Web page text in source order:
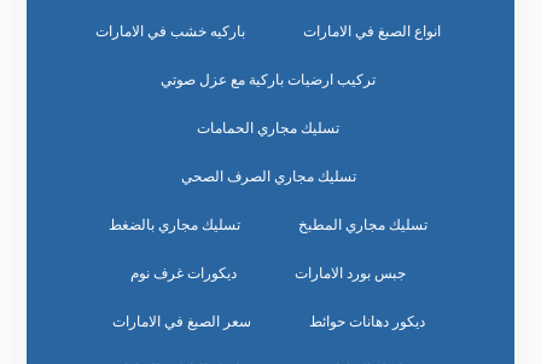
انواع الصبغ في الامارات باركيه خشب في الامارات
تركيب ارضيات باركية مع عزل صوتي
تسليك مجاري الحمامات
تسليك مجاري الصرف الصحي
تسليك مجاري المطبخ تسليك مجاري بالضغط
جبس بورد الامارات ديكورات غرف نوم
ديكور دهانات حوائط سعر الصبغ في الامارات